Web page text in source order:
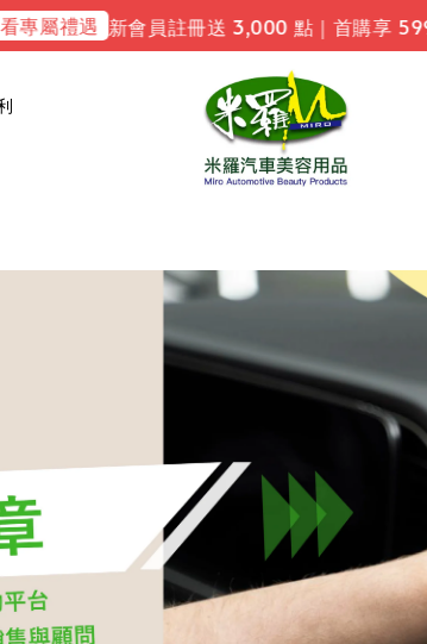
禮遇 新會員註冊送 3,000 點｜首購享 599